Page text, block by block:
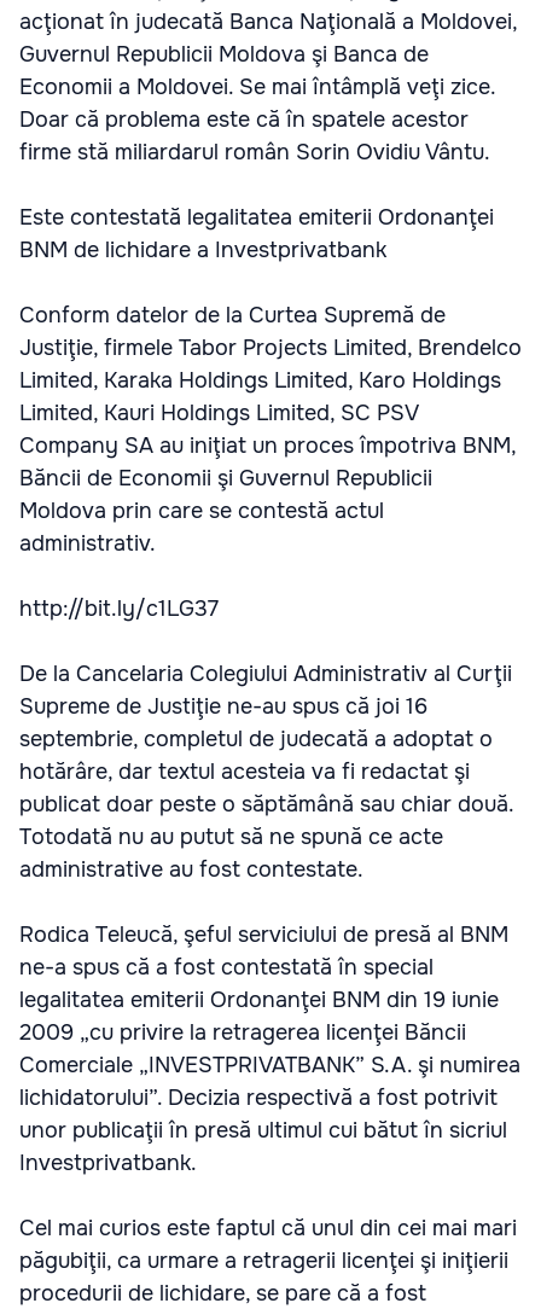
acţionat în judecată Banca Naţională a Moldovei,
Guvernul Republicii Moldova şi Banca de
Economii a Moldovei. Se mai întâmplă veţi zice.
Doar că problema este că în spatele acestor
firme stă miliardarul român Sorin Ovidiu Vântu.
Este contestată legalitatea emiterii Ordonanţei
BNM de lichidare a Investprivatbank
Conform datelor de la Curtea Supremă de
Justiţie, firmele Tabor Projects Limited, Brendelco
Limited, Karaka Holdings Limited, Karo Holdings
Limited, Kauri Holdings Limited, SC PSV
Company SA au iniţiat un proces împotriva BNM,
Băncii de Economii şi Guvernul Republicii
Moldova prin care se contestă actul
administrativ.
http://bit.ly/c1LG37
De la Cancelaria Colegiului Administrativ al Curţii
Supreme de Justiţie ne-au spus că joi 16
septembrie, completul de judecată a adoptat o
hotărâre, dar textul acesteia va fi redactat şi
publicat doar peste o săptămână sau chiar două.
Totodată nu au putut să ne spună ce acte
administrative au fost contestate.
Rodica Teleucă, şeful serviciului de presă al BNM
ne-a spus că a fost contestată în special
legalitatea emiterii Ordonanţei BNM din 19 iunie
2009 „cu privire la retragerea licenţei Băncii
Comerciale „INVESTPRIVATBANK” S.A. şi numirea
lichidatorului”. Decizia respectivă a fost potrivit
unor publicaţii în presă ultimul cui bătut în sicriul
Investprivatbank.
Cel mai curios este faptul că unul din cei mai mari
păgubiţii, ca urmare a retragerii licenţei şi iniţierii
procedurii de lichidare, se pare că a fost